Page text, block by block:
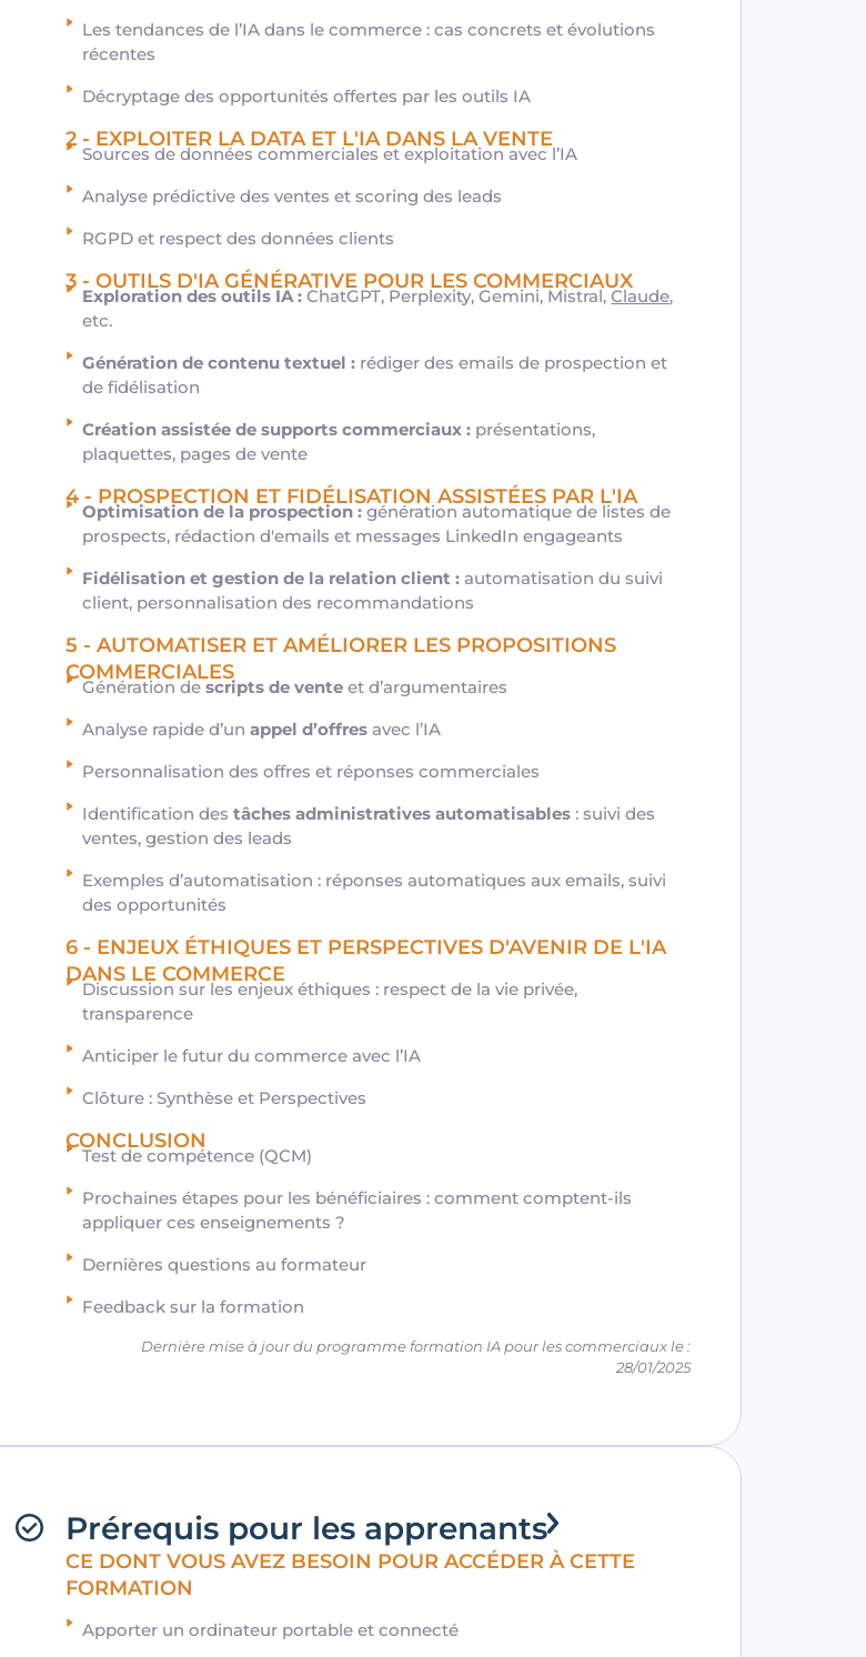
Les tendances de l’IA dans le commerce : cas concrets et évolutions
récentes
Décryptage des opportunités offertes par les outils IA
2 - EXPLOITER LA DATA ET L'IA DANS LA VENTE
Sources de données commerciales et exploitation avec l’IA
Analyse prédictive des ventes et scoring des leads
RGPD et respect des données clients
3 - OUTILS D'IA GÉNÉRATIVE POUR LES COMMERCIAUX
Exploration des outils IA : ChatGPT, Perplexity, Gemini, Mistral,Claude,
etc.
Génération de contenu textuel : rédiger des emails de prospection et
de fidélisation
Création assistée de supports commerciaux : présentations,
plaquettes, pages de vente
4 - PROSPECTION ET FIDÉLISATION ASSISTÉES PAR L'IA
Optimisation de la prospection : génération automatique de listes de
prospects, rédaction d'emails et messages LinkedIn engageants
Fidélisation et gestion de la relation client : automatisation du suivi
client, personnalisation des recommandations
5 - AUTOMATISER ET AMÉLIORER LES PROPOSITIONS
COMMERCIALES
Génération descripts de vente et d’argumentaires
Analyse rapide d’unappel d’offres avec l’IA
Personnalisation des offres et réponses commerciales
Identification destâches administratives automatisables : suivi des
ventes, gestion des leads
Exemples d’automatisation : réponses automatiques aux emails, suivi
des opportunités
6 - ENJEUX ÉTHIQUES ET PERSPECTIVES D'AVENIR DE L'IA
DANS LE COMMERCE
Discussion sur les enjeux éthiques : respect de la vie privée,
transparence
Anticiper le futur du commerce avec l’IA
Clôture : Synthèse et Perspectives
CONCLUSION
Test de compétence (QCM)
Prochaines étapes pour les bénéficiaires : comment comptent-ils
appliquer ces enseignements ?
Dernières questions au formateur
Feedback sur la formation
Dernière mise à jour du programme formation IA pour les commerciaux le :
28/01/2025
Prérequis pour les apprenants
CE DONT VOUS AVEZ BESOIN POUR ACCÉDER À CETTE
FORMATION
Apporter un ordinateur portable et connecté